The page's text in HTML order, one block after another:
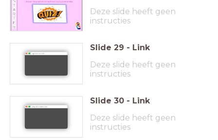
Deze slide heeft geen
instructies
quizizz.com
Slide 29 - Link
Deze slide heeft geen
instructies
play.blooket.com
Slide 30 - Link
Deze slide heeft geen
instructies